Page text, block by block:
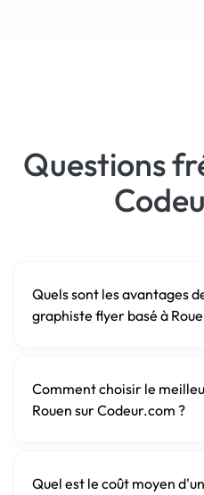
Questions
Quels sont les avantages
graphiste flyer basé à
Comment choisir le
Rouen sur Codeur.com ?
Quel est le coût moyen